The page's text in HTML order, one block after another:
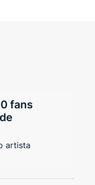
fans
artista